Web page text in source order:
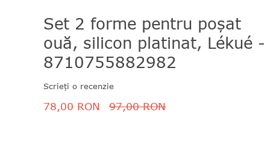
Set 2 forme pentru poșat
ouă, silicon platinat, Lékué -
8710755882982
Scrieți o recenzie
78,00 RON 97,00 RON